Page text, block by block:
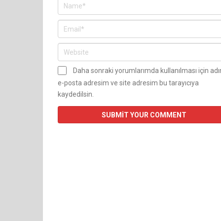
Daha sonraki yorumlarımda kullanılması için
e-posta adresim ve site adresim bu tarayıcıya
kaydedilsin.